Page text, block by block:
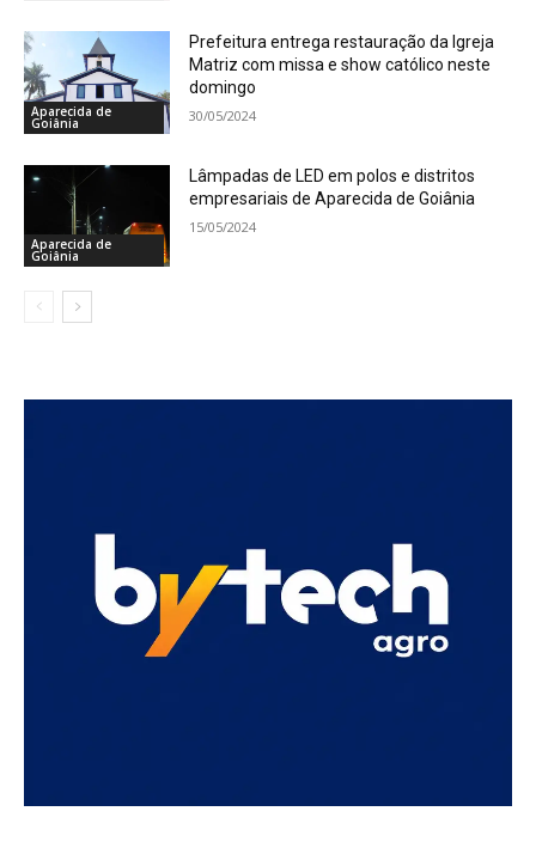
Aparecida de
Goiânia
Prefeitura entrega restauração da Igreja
Matriz com missa e show católico neste
domingo
30/05/2024
Aparecida de
Goiânia
Lâmpadas de LED em polos e distritos
empresariais de Aparecida de Goiânia
15/05/2024